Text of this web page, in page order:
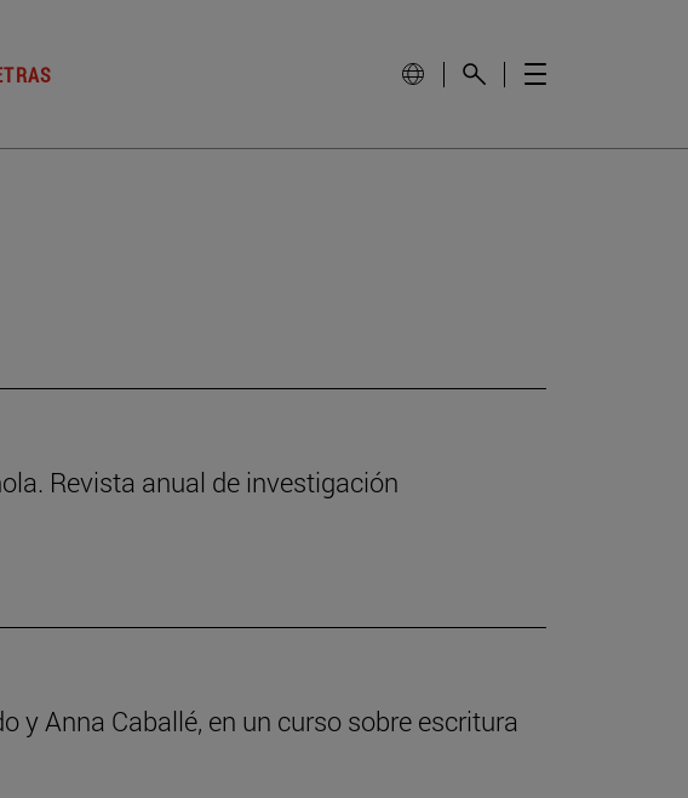
Revista anual de investigación
y Anna Caballé, en un curso sobre escritura